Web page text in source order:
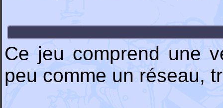
Ce jeu comprend une
peu comme un réseau,